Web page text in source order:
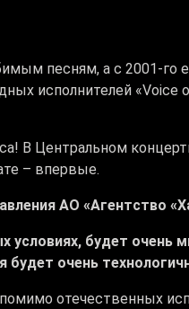
песням, а с 2001-го
исполнителей
В Центральном
– впервые.
АО «Агентство
условиях, будет
очень
отечественных